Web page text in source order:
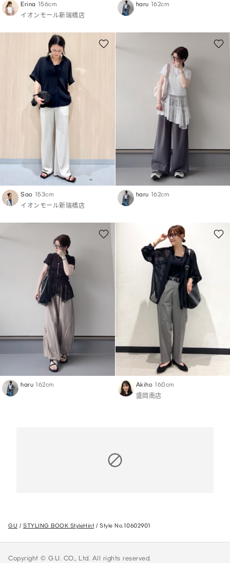
Erina 156cm
イオンモール新瑞橋店
haru 162cm
Sao 153cm
イオンモール新瑞橋店
haru 162cm
haru 162cm Akiho 160cm
盛岡南店
GU STYLING BOOK StyleHint Style No.10602901
Copyright © G.U. CO., Ltd. All rights reserved.